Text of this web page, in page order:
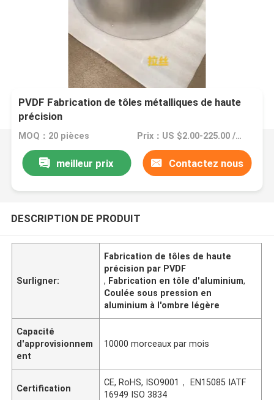
PVDF Fabrication de tôles métalliques de haute
précision
MOQ：20 pièces Prix：US $2.00-225.00 / Piece
meilleur prix Contactez nous
DESCRIPTION DE PRODUIT
Surligner:
Fabrication de tôles de haute
précision par PVDF
, Fabrication en tôle d'aluminium,
Coulée sous pression en
aluminium à l'ombre légère
Capacité
d'approvisionnem
ent
10000 morceaux par mois
Certification
CE, RoHS, ISO9001， EN15085 IATF
16949 ISO 3834